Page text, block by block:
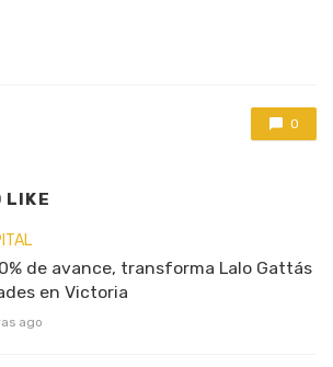
0
LIKE
de avance, transforma Lalo Gattás
en Victoria
ago